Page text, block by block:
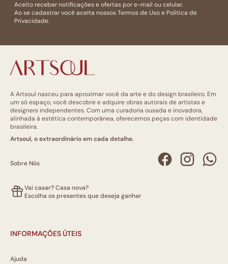
Aceito receber notificações e ofertas por e-mail ou celular.
Ao se cadastrar você aceita nossosTermos de Usoe Politica de
Privacidade.
A Artsoul nasceu para aproximar você da arte e do design brasileiro. Em
um só espaço, você descobre e adquire obras autorais de artistas e
designers independentes. Com uma curadoria ousada e inovadora,
alinhada à estética contemporânea, oferecemos peças com identidade
brasileira.
Artsoul, o extraordinário em cada detalhe.
Sobre Nós
Vai casar? Casa nova?
Escolha os presentes que deseja ganhar
INFORMAÇÕES ÚTEIS
Ajuda